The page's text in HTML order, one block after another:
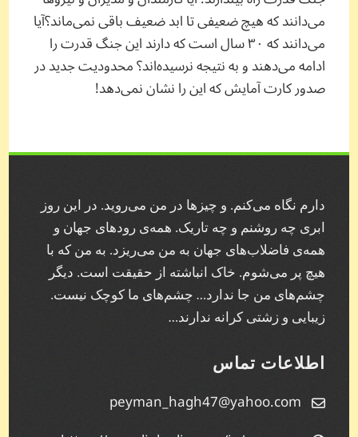
می‌دانند که هیچ ضعیفی تا ابد ضعیف باقی نمی‌ماند؟‌آیا
می‌دانند که ۳۰ سال است که دارند این جنگ قدرت را
ادامه می‌دهند و به نتیجه نرسیده‌اند؟ محدودیت جدید در
صدور کارت آمایش که این را نشان نمی‌دهد!
دارم نگاه می‌کنم. و چیز‌ها در من می‌روید. در این روز
ابری چه روشنم و چه تاریک. همه‌ی رودهای جهان و
همه‌ی فاضلاب‌های جهان به من می‌ریزد. به من که با
هیچ پر می‌شوم. خاک انباشته از حقیقت است. دیگر
چشم‌های من جا ندارد… چشم‌های ما کوچک نیست.
زیبایی و زشتی کرانه ندارند…
اطلاعات تماس
peyman_hagh47@yahoo.com